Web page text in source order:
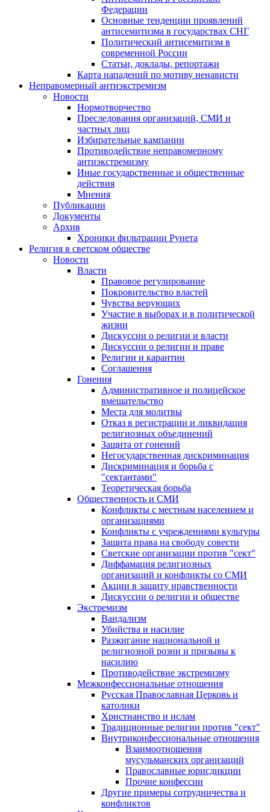
Федерации
Основные тенденции проявлений
антисемитизма в государствах СНГ
Политический антисемитизм в
современной России
Статьи, доклады, репортажи
Карта нападений по мотиву ненависти
Неправомерный антиэкстремизм
Новости
Нормотворчество
Преследования организаций, СМИ и
частных лиц
Избирательные кампании
Противодействие неправомерному
антиэкстремизму
Иные государственные и общественные
действия
Мнения
Публикации
Документы
Архив
Хроники фильтрации Рунета
Религия в светском обществе
Новости
Власти
Правовое регулирование
Покровительство властей
Чувства верующих
Участие в выборах и в политической
жизни
Дискуссии о религии и власти
Дискуссии о религии и праве
Религии и карантин
Соглашения
Гонения
Административное и полицейское
вмешательство
Места для молитвы
Отказ в регистрации и ликвидация
религиозных объединений
Защита от гонений
Негосударственная дискриминация
Дискриминация и борьба с
"сектантами"
Теоретическая борьба
Общественность и СМИ
Конфликты с местным населением и
организациями
Конфликты с учреждениями культуры
Защита права на свободу совести
Светские организации против "сект"
Диффамация религиозных
организаций и конфликты со СМИ
Акции в защиту нравственности
Дискуссии о религии и обществе
Экстремизм
Вандализм
Убийства и насилие
Разжигание национальной и
религиозной розни и призывы к
насилию
Противодействие экстремизму
Межконфессиональные отношения
Русская Православная Церковь и
католики
Христианство и ислам
Традиционные религии против "сект"
Внутриконфессиональные отношения
Взаимоотношения
мусульманских организаций
Православные юрисдикции
Прочие конфессии
Другие примеры сотрудничества и
конфликтов